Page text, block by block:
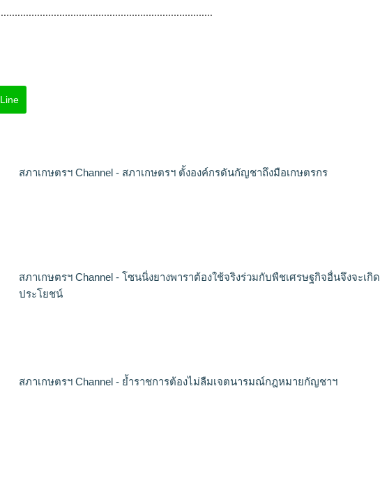
………………………………………………………………….
Line
สภาเกษตรฯ Channel - สภาเกษตรฯ ตั้งองค์กรดันกัญชาถึงมือเกษตรกร
สภาเกษตรฯ Channel - โซนนิ่งยางพาราต้องใช้จริงร่วมกับพืชเศรษฐกิจอื่นจึงจะเกิด
ประโยชน์
สภาเกษตรฯ Channel - ย้ำราชการต้องไม่ลืมเจตนารมณ์กฎหมายกัญชาฯ